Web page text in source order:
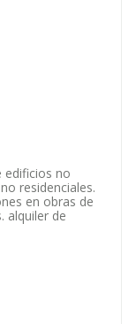
edificios no
residenciales.
en obras de
alquiler de